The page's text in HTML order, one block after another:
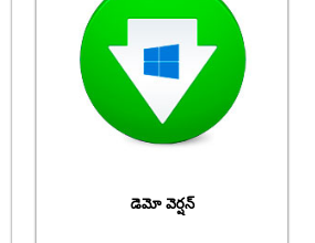
డెమో వెర్షన్